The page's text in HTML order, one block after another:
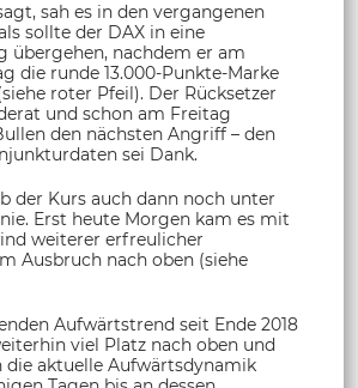
sah es in den vergangenen
sollte der DAX in eine
übergehen, nachdem er am
die runde 13.000-Punkte-Marke
roter Pfeil). Der Rücksetzer
und schon am Freitag
den nächsten Angriff – den
sei Dank.
der Kurs auch dann noch unter
Erst heute Morgen kam es mit
weiterer erfreulicher
Ausbruch nach oben (siehe
Aufwärtstrend seit Ende 2018
viel Platz nach oben und
die aktuelle Aufwärtsdynamik